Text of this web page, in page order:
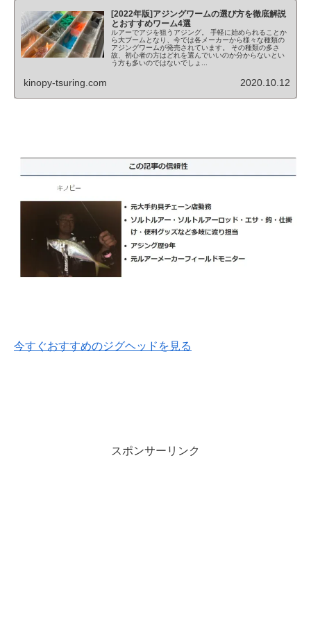
[2022年版]アジングワームの選び方を徹底解説
とおすすめワーム4選
ルアーでアジを狙うアジング。 手軽に始められることか
ら大ブームとなり、今では各メーカーから様々な種類の
アジングワームが発売されています。 その種類の多さ
故、初心者の方はどれを選んでいいのか分からないとい
う方も多いのではないでしょ...
kinopy-tsuring.com 2020.10.12
今すぐおすすめのジグヘッドを見る
スポンサーリンク